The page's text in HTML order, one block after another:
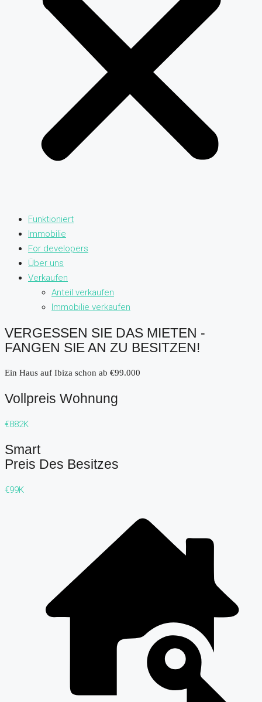
Funktioniert
Immobilie
For developers
Über uns
Verkaufen
Anteil verkaufen
Immobilie verkaufen
VERGESSEN SIE DAS MIETEN -
FANGEN SIE AN ZU BESITZEN!
Ein Haus auf Ibiza schon ab €99.000
Vollpreis Wohnung
€882K
Smart
Preis Des Besitzes
€99K